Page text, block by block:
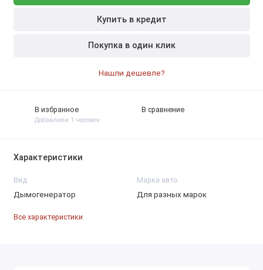
Купить в кредит
Покупка в один клик
Нашли дешевле?
В избранное
Добавлили 1 человек
В сравнение
Характеристики
Вид
Дымогенератор
Марка авто
Для разных марок
Все характеристики